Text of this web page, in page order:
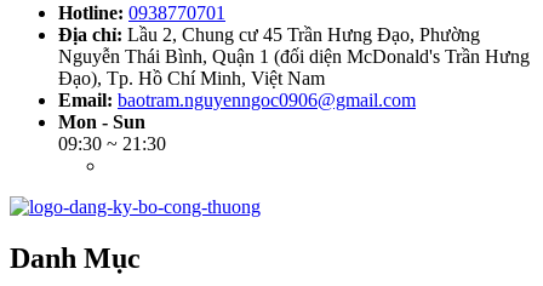
Hotline: 0938770701
Địa chỉ: Lầu 2, Chung cư 45 Trần Hưng Đạo, Phường
Nguyễn Thái Bình, Quận 1 (đối diện McDonald's Trần Hưng
Đạo), Tp. Hồ Chí Minh, Việt Nam
Email: baotram.nguyenngoc0906@gmail.com
Mon - Sun
09:30 ~ 21:30
Danh Mục